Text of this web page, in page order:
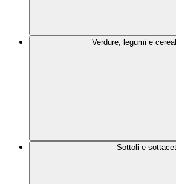
Verdure, legumi e
Sottoli e